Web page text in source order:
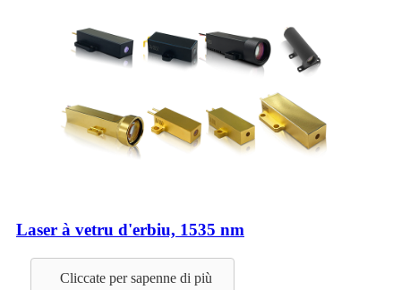
Laser à vetru d'erbiu, 1535 nm
Cliccate per sapenne di più